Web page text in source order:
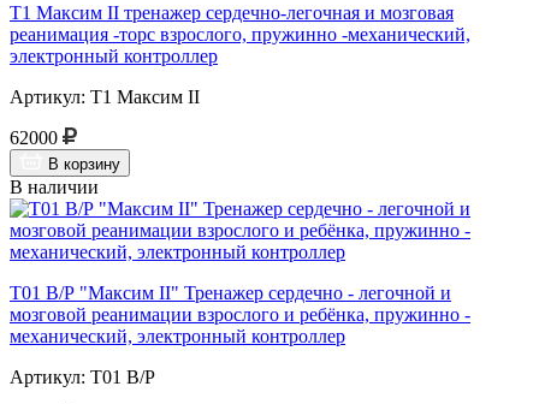
Т1 Максим II тренажер сердечно-легочная и мозговая
реанимация -торс взрослого, пружинно -механический,
электронный контроллер
Артикул: Т1 Максим II
62000
В корзину
В наличии
Т01 В/Р "Максим II" Тренажер сердечно - легочной и
мозговой реанимации взрослого и ребёнка, пружинно -
механический, электронный контроллер
Артикул: Т01 В/Р